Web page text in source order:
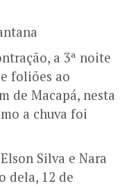
a 3ª noite
foliões ao
de Macapá, nesta
a chuva foi
Silva e Nara
dela, 12 de